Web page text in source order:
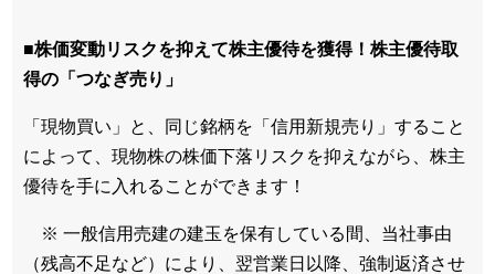
■株価変動リスクを抑えて株主優待を獲得！株主優待取
得の「つなぎ売り」
「現物買い」と、同じ銘柄を「信用新規売り」すること
によって、現物株の株価下落リスクを抑えながら、株主
優待を手に入れることができます！
※ 一般信用売建の建玉を保有している間、当社事由
（残高不足など）により、翌営業日以降、強制返済させ